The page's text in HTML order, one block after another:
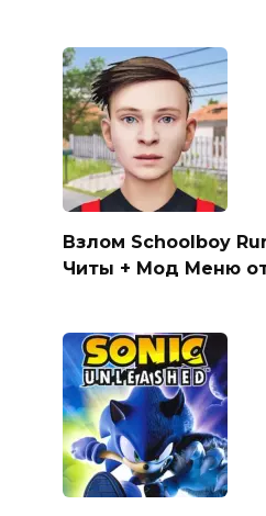
Взлом Schoolboy
Читы + Мод Меню